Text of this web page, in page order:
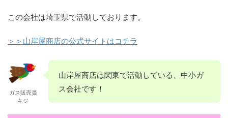
この会社は埼玉県で活動しております。
＞＞山岸屋商店の公式サイトはコチラ
ガス販売員
キジ
山岸屋商店は関東で活動している、中小ガ
ス会社です！